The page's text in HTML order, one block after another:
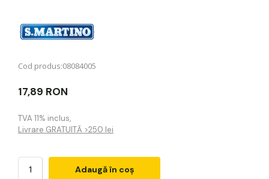
Cod produs:08084005
17,89 RON
TVA 11% inclus,
Livrare GRATUITĂ >250 lei
Adaugă în coș